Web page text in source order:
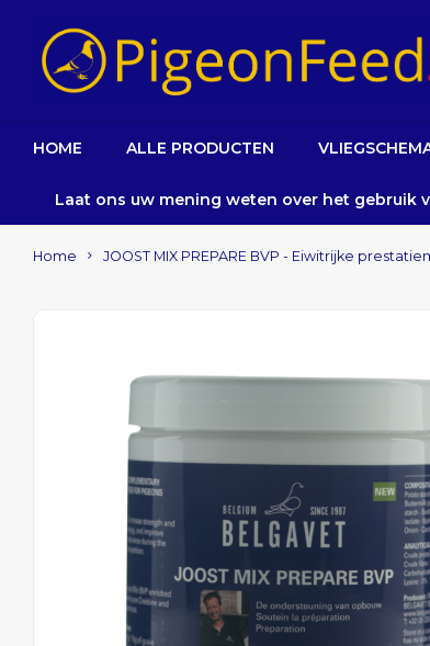
HOME ALLE PRODUCTEN
Laat ons uw mening weten over het gebruik
Home JOOST MIX PREPARE BVP - Eiwitrijke